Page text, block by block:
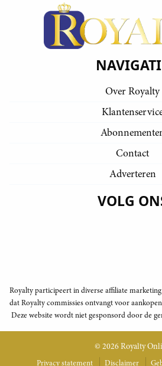
Over Royalty
Contact
Adverteren
VOLG
Royalty participeert in diverse affiliate
dat Royalty commissies ontvangt voor
Deze website wordt niet gesponsord door de
© 2026 Royalty
Privacy statement Disclaimer